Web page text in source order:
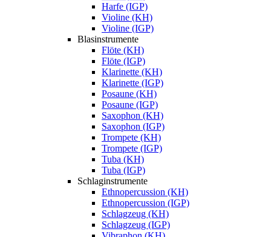
Harfe (IGP)
Violine (KH)
Violine (IGP)
Blasinstrumente
Flöte (KH)
Flöte (IGP)
Klarinette (KH)
Klarinette (IGP)
Posaune (KH)
Posaune (IGP)
Saxophon (KH)
Saxophon (IGP)
Trompete (KH)
Trompete (IGP)
Tuba (KH)
Tuba (IGP)
Schlaginstrumente
Ethnopercussion (KH)
Ethnopercussion (IGP)
Schlagzeug (KH)
Schlagzeug (IGP)